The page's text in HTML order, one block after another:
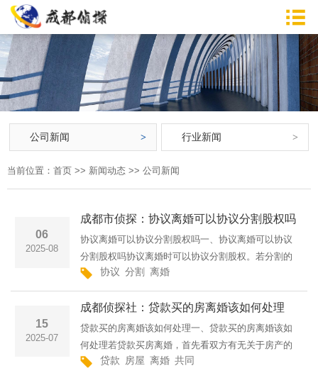
公司新闻 行业新闻
当前位置： 首页 >> 新闻动态 >> 公司新闻
06
2025-08
成都市侦探：协议离婚可以协议分割股权吗
协议离婚可以协议分割股权吗一、协议离婚可以协议
分割股权吗协议离婚时可以协议分割股权。若分割的
是有限责任公司股权，夫妻双方协商一致将出资额部
分或者全部转让给该股东的配偶，过半数股东同意、
其他股东明确表示···
协议 分割 离婚
15
2025-07
成都侦探社：贷款买的房离婚该如何处理
贷款买的房离婚该如何处理一、贷款买的房离婚该如
何处理若贷款买房离婚，首先看双方有无关于房产的
约定。有约定依约定处理。若协商不成，对于婚后共
贷款 房屋 离婚 共同